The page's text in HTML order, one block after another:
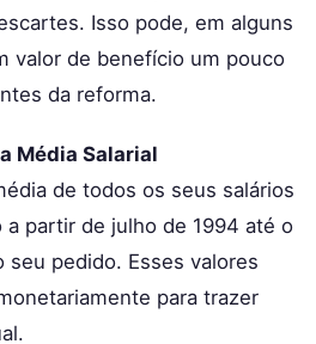
Isso pode, em alguns
valor de benefício um pouco
da reforma.
Média Salarial
de todos os seus salários
a partir de julho de 1994 até o
seu pedido. Esses valores
para trazer